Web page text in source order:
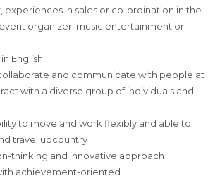
experiences in sales or co-ordination in the
organizer, music entertainment or
English
and communicate with people at
with a diverse group of individuals and
to move and work flexibly and able to
travel upcountry
thinking and innovative approach
achievement-oriented